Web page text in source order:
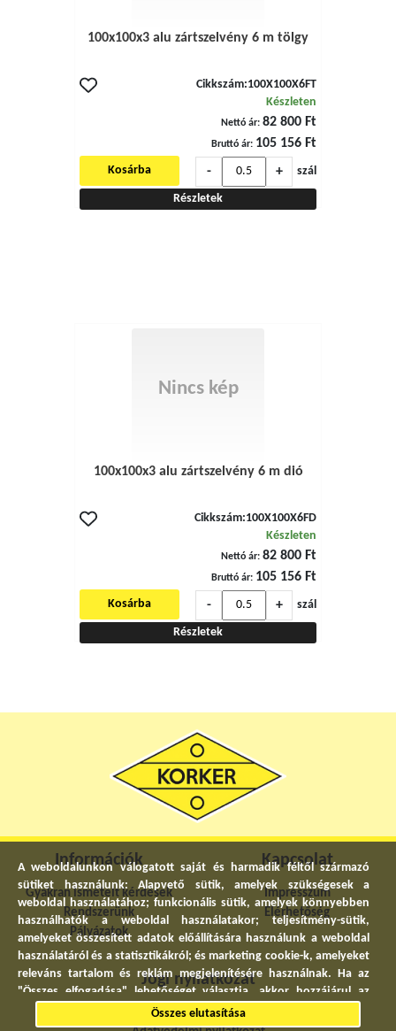
100x100x3 alu zártszelvény 6 m tölgy
Cikkszám:100X100X6FT
Készleten
Nettó ár: 82 800 Ft
Bruttó ár: 105 156 Ft
-
+ szál
Kosárba
Részletek
Nincs kép
100x100x3 alu zártszelvény 6 m dió
Cikkszám:100X100X6FD
Készleten
Nettó ár: 82 800 Ft
Bruttó ár: 105 156 Ft
-
+ szál
Kosárba
Részletek
Információk
Gyakran ismételt kérdések
Rendszerünk
Pályázatok
Kapcsolat
Impresszum
Elérhetőség
Jogi nyilatkozat
Általános szerződési feltételek
A weboldalunkon válogatott saját és harmadik féltől származó
sütiket használunk: Alapvető sütik, amelyek szükségesek a
weboldal használatához; funkcionális sütik, amelyek könnyebben
használhatók a weboldal használatakor; teljesítmény-sütik,
amelyeket összesített adatok előállítására használunk a weboldal
használatáról és a statisztikákról; és marketing cookie-k, amelyeket
releváns tartalom és reklám megjelenítésére használnak. Ha az
"Összes elfogadása" lehetőséget választja, akkor hozzájárul az
összes sütik használatához. A "Beállítások" részben bármikor
elfogadhat és elutasíthat egyedi sütitípusokat, és visszavonhatja a
Összes elutasítása